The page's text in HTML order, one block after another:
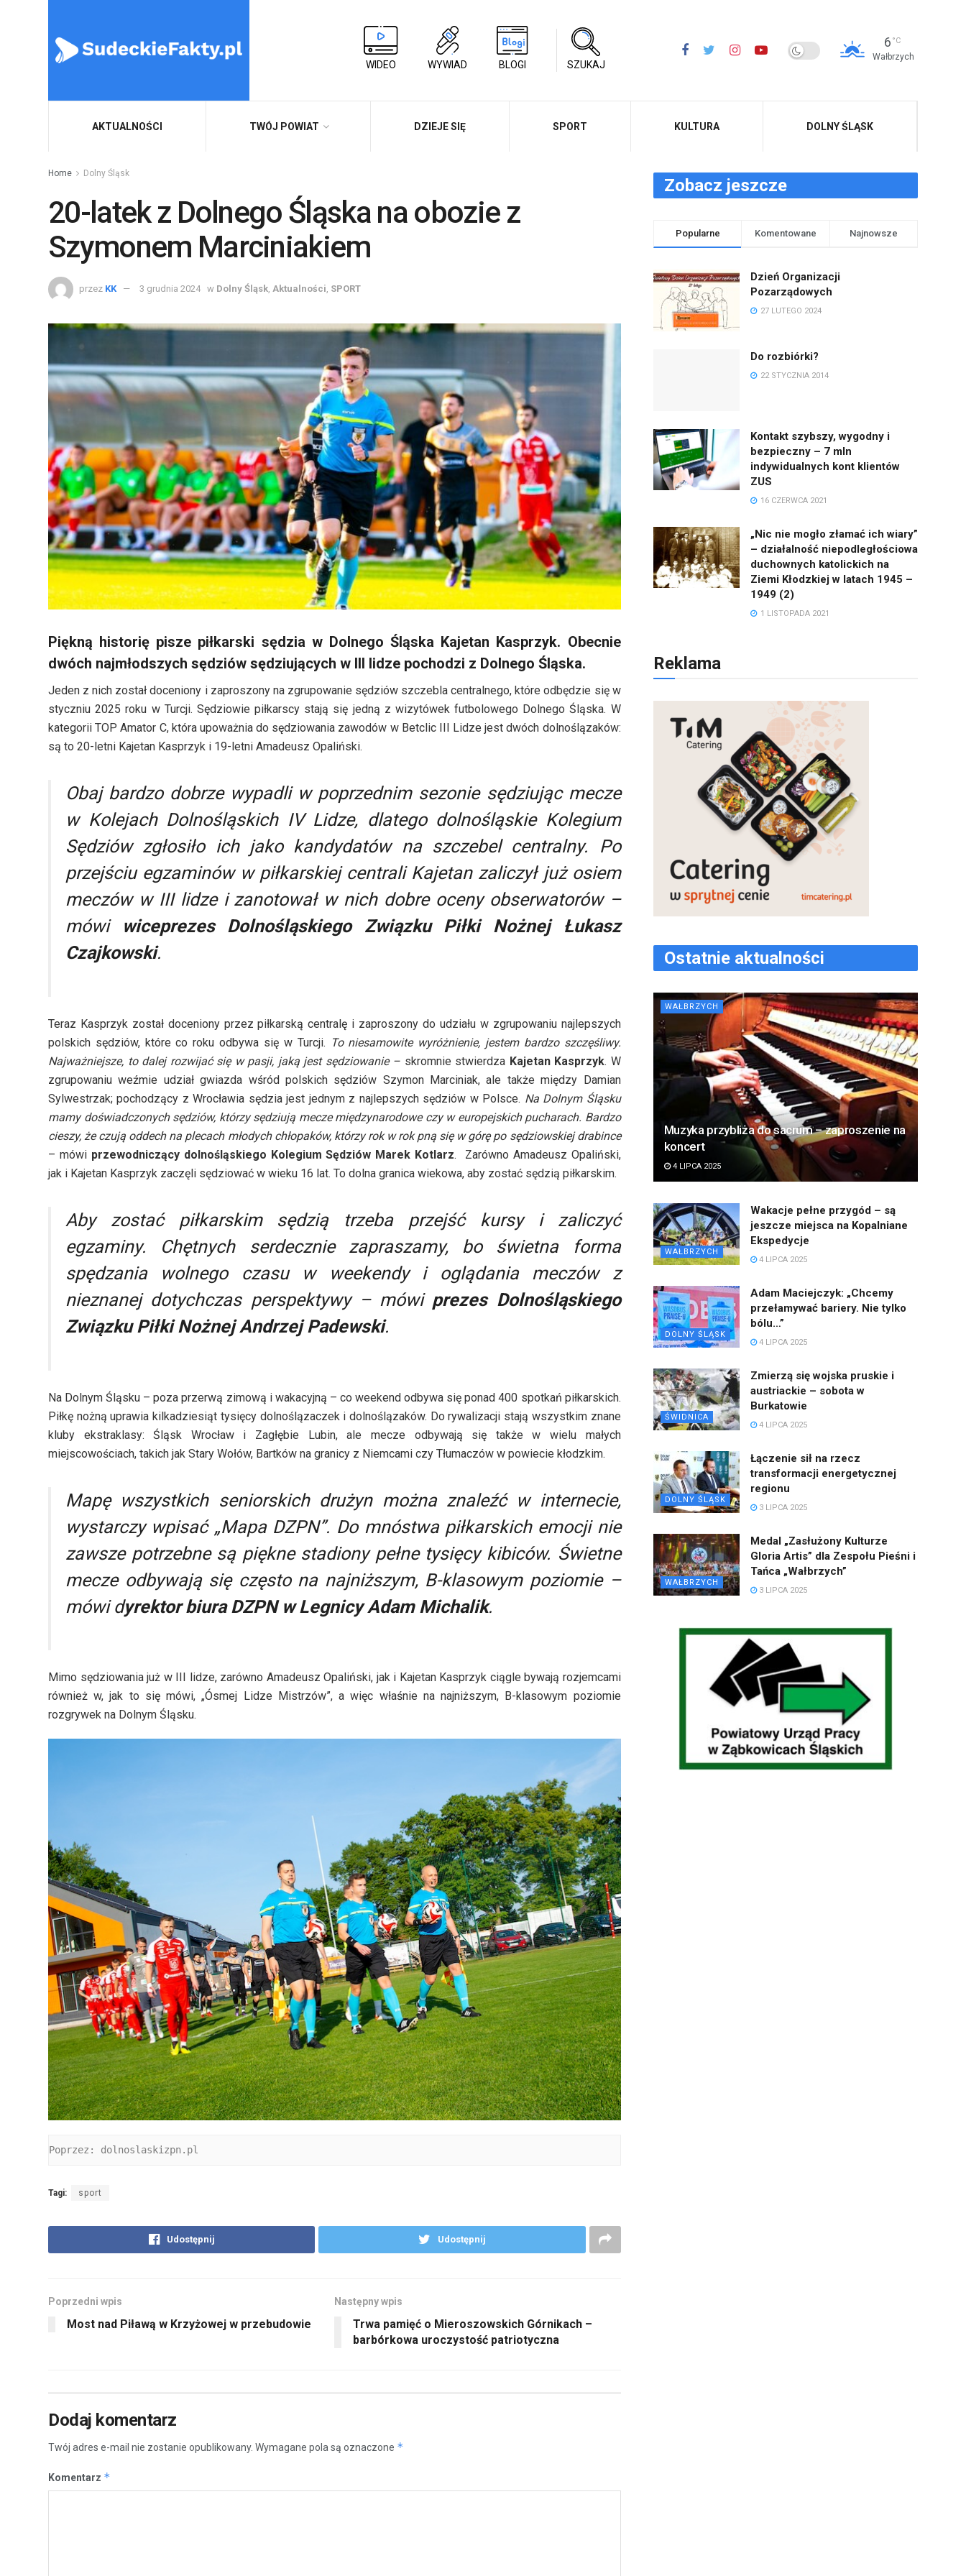
WIDEO WYWIAD BLOGI SZUKAJ
6 °C
Wałbrzych
AKTUALNOŚCI TWÓJ POWIAT DZIEJE SIĘ SPORT KULTURA DOLNY ŚLĄSK
Home Dolny Śląsk
20-latek z Dolnego Śląska na obozie z
Szymonem Marciniakiem
przez KK 3 grudnia 2024 w Dolny Śląsk Aktualności SPORT
Piękną historię pisze piłkarski sędzia w Dolnego Śląska Kajetan Kasprzyk. Obecnie
dwóch najmłodszych sędziów sędziujących w III lidze pochodzi z Dolnego Śląska.
Jeden z nich został doceniony i zaproszony na zgrupowanie sędziów szczebla centralnego, które odbędzie się w
styczniu 2025 roku w Turcji. Sędziowie piłkarscy stają się jedną z wizytówek futbolowego Dolnego Śląska. W
kategorii TOP Amator C, która upoważnia do sędziowania zawodów w Betclic III Lidze jest dwóch dolnoślązaków:
są to 20-letni Kajetan Kasprzyk i 19-letni Amadeusz Opaliński.
Obaj bardzo dobrze wypadli w poprzednim sezonie sędziując mecze
w Kolejach Dolnośląskich IV Lidze, dlatego dolnośląskie Kolegium
Sędziów zgłosiło ich jako kandydatów na szczebel centralny. Po
przejściu egzaminów w piłkarskiej centrali Kajetan zaliczył już osiem
meczów w III lidze i zanotował w nich dobre oceny obserwatorów–
mówi
wiceprezes Dolnośląskiego Związku Piłki Nożnej
Łukasz
Czajkowski.
Teraz Kasprzyk został doceniony przez piłkarską centralę i zaproszony do udziału w zgrupowaniu najlepszych
polskich sędziów, które co roku odbywa się w Turcji. To niesamowite wyróżnienie, jestem bardzo szczęśliwy.
Najważniejsze, to dalej rozwijać się w pasji, jaką jest sędziowanie – skromnie stwierdza Kajetan Kasprzyk. W
zgrupowaniu weźmie udział gwiazda wśród polskich sędziów Szymon Marciniak, ale także między Damian
Sylwestrzak; pochodzący z Wrocławia sędzia jest jednym z najlepszych sędziów w Polsce. Na Dolnym Śląsku
mamy doświadczonych sędziów, którzy sędziują mecze międzynarodowe czy w europejskich pucharach. Bardzo
cieszy, że czują oddech na plecach młodych chłopaków, którzy rok w rok pną się w górę po sędziowskiej drabince
– mówi przewodniczący dolnośląskiego Kolegium Sędziów Marek Kotlarz. Zarówno Amadeusz Opaliński,
jak i Kajetan Kasprzyk zaczęli sędziować w wieku 16 lat. To dolna granica wiekowa, aby zostać sędzią piłkarskim.
Aby zostać piłkarskim sędzią trzeba przejść kursy i zaliczyć
egzaminy. Chętnych serdecznie zapraszamy, bo świetna forma
spędzania wolnego czasu w weekendy i oglądania meczów z
nieznanej dotychczas perspektywy – mówi prezes Dolnośląskiego
Związku Piłki Nożnej Andrzej Padewski.
Na Dolnym Śląsku – poza przerwą zimową i wakacyjną – co weekend odbywa się ponad 400 spotkań piłkarskich.
Piłkę nożną uprawia kilkadziesiąt tysięcy dolnoślązaczek i dolnoślązaków. Do rywalizacji stają wszystkim znane
kluby ekstraklasy: Śląsk Wrocław i Zagłębie Lubin, ale mecze odbywają się także w wielu małych
miejscowościach, takich jak Stary Wołów, Bartków na granicy z Niemcami czy Tłumaczów w powiecie kłodzkim.
Mapę wszystkich seniorskich drużyn można znaleźć w internecie,
wystarczy wpisać „Mapa DZPN”. Do mnóstwa piłkarskich emocji nie
zawsze potrzebne są piękne stadiony pełne tysięcy kibiców. Świetne
mecze odbywają się często na najniższym, B-klasowym poziomie–
mówi dyrektor biura DZPN w Legnicy Adam Michalik.
Mimo sędziowania już w III lidze, zarówno Amadeusz Opaliński, jak i Kajetan Kasprzyk ciągle bywają rozjemcami
również w, jak to się mówi, „Ósmej Lidze Mistrzów”, a więc właśnie na najniższym, B-klasowym poziomie
rozgrywek na Dolnym Śląsku.
Poprzez: dolnoslaskizpn.pl
Tagi: sport
Udostępnij Udostępnij
Poprzedni wpis
Most nad Piławą w Krzyżowej w przebudowie
Następny wpis
Trwa pamięć o Mieroszowskich Górnikach –
barbórkowa uroczystość patriotyczna
Dodaj komentarz
Twój adres e-mail nie zostanie opublikowany. Wymagane pola są oznaczone *
Komentarz *
Zobacz jeszcze
Popularne Komentowane Najnowsze
Dzień Organizacji
Pozarządowych
27 LUTEGO 2024
Do rozbiórki?
22 STYCZNIA 2014
Kontakt szybszy, wygodny i
bezpieczny – 7 mln
indywidualnych kont klientów
ZUS
16 CZERWCA 2021
„Nic nie mogło złamać ich wiary”
– działalność niepodległościowa
duchownych katolickich na
Ziemi Kłodzkiej w latach 1945 –
1949 (2)
1 LISTOPADA 2021
Reklama
Ostatnie aktualności
WAŁBRZYCH
Muzyka przybliża do sacrum – zaproszenie na
koncert
4 LIPCA 2025
WAŁBRZYCH
Wakacje pełne przygód – są
jeszcze miejsca na Kopalniane
Ekspedycje
4 LIPCA 2025
DOLNY ŚLĄSK
Adam Maciejczyk: „Chcemy
przełamywać bariery. Nie tylko
bólu…”
4 LIPCA 2025
ŚWIDNICA
Zmierzą się wojska pruskie i
austriackie – sobota w
Burkatowie
4 LIPCA 2025
DOLNY ŚLĄSK
Łączenie sił na rzecz
transformacji energetycznej
regionu
3 LIPCA 2025
WAŁBRZYCH
Medal „Zasłużony Kulturze
Gloria Artis” dla Zespołu Pieśni i
Tańca „Wałbrzych”
3 LIPCA 2025